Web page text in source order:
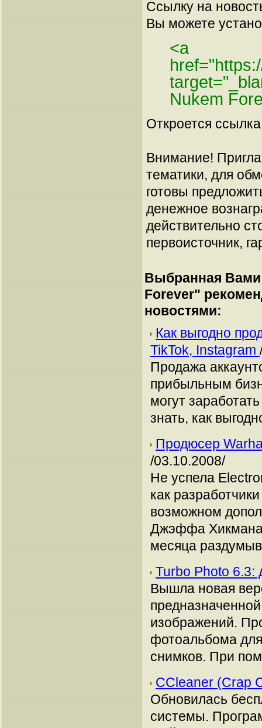
Ссылку на
Вы можете
<a
Nukem
Откроется
Внимание!
тематики, для
готовы
денежное
действительно
первоисточник,
Выбранная Вами
Forever"
новостями:
Как выгодно
TikTok, Instagram
Продажа
прибыльным
могут
знать, как
Продюсер
/03.10.2008/
Не успела
как
возможном
Джэффа Хикмана
месяца
Turbo Photo
Вышла новая
изображений.
фотоальбома
снимков. При
CCleaner (Crap
Обновилась
системы.